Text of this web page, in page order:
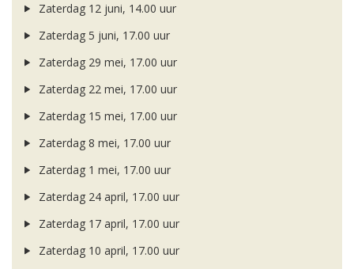
Zaterdag 12 juni, 14.00 uur
Zaterdag 5 juni, 17.00 uur
Zaterdag 29 mei, 17.00 uur
Zaterdag 22 mei, 17.00 uur
Zaterdag 15 mei, 17.00 uur
Zaterdag 8 mei, 17.00 uur
Zaterdag 1 mei, 17.00 uur
Zaterdag 24 april, 17.00 uur
Zaterdag 17 april, 17.00 uur
Zaterdag 10 april, 17.00 uur